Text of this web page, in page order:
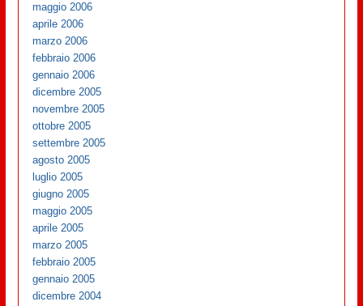
maggio 2006
aprile 2006
marzo 2006
febbraio 2006
gennaio 2006
dicembre 2005
novembre 2005
ottobre 2005
settembre 2005
agosto 2005
luglio 2005
giugno 2005
maggio 2005
aprile 2005
marzo 2005
febbraio 2005
gennaio 2005
dicembre 2004